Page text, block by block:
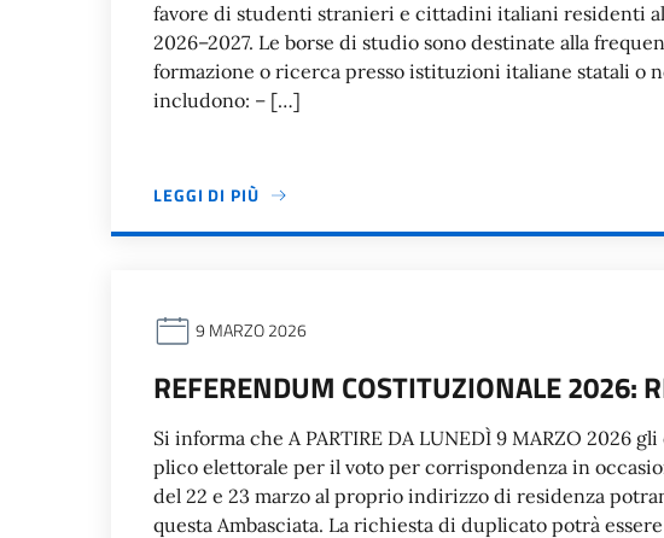
favore di studenti stranieri e cittadini italiani residenti
2026–2027. Le borse di studio sono destinate alla
formazione o ricerca presso istituzioni italiane statali o
includono: – […]
LEGGI DI PIÙ
9 MARZO 2026
REFERENDUM COSTITUZIONALE 2026:
Si informa che A PARTIRE DA LUNEDÌ 9 MARZO 2026
plico elettorale per il voto per corrispondenza in
del 22 e 23 marzo al proprio indirizzo di residenza
questa Ambasciata. La richiesta di duplicato potrà